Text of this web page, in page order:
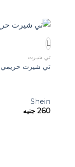
L
تي شيرت
تي شيرت حريمي
Shein
260 جنيه